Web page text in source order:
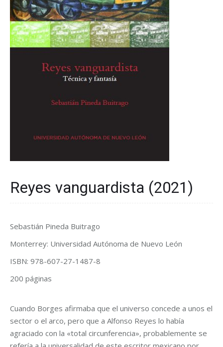
Reyes vanguardista (2021)
Sebastián Pineda Buitrago
Monterrey: Universidad Autónoma de Nuevo León
ISBN: 978-607-27-1487-8
200 páginas
Cuando Borges afirmaba que el universo concede a unos el
sector o el arco, pero que a Alfonso Reyes lo había
agraciado con la «total circunferencia», probablemente se